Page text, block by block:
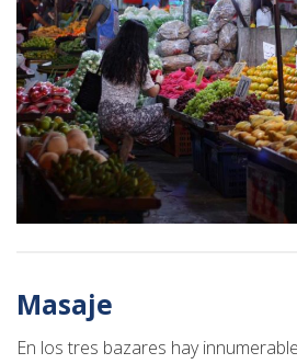
Masaje
En los tres bazares hay